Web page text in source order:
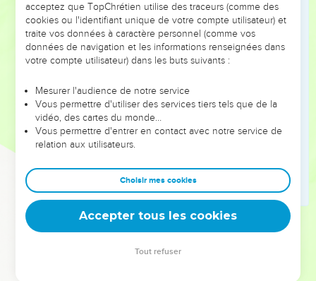
DE L’ANNÉE !
ET SI LEURS ERREURS POUVAIENT VOUS ÉVITER LES
VOTRES ?
leur foi ou leur vision. Mais on voit moins les doutes, les erreurs
et les saisons difficiles qu'ils ont traversés, alors même que ce
sont elles qui les ont façonnés.
Dans cette conférence, leaders, entrepreneurs, et responsables
clés pour avancer avec plus de sagesse afin que leurs erreurs
deviennent vos tremplins. Que vous guidiez un ministère, une
équipe, un groupe ou une famille, leur expérience est faite
acceptez que TopChrétien utilise des traceurs (comme des
cookies ou l'identifiant unique de votre compte utilisateur) et
traite vos données à caractère personnel (comme vos
données de navigation et les informations renseignées dans
votre compte utilisateur) dans les buts suivants :
Mesurer l'audience de notre service
Vous permettre d'utiliser des services tiers tels que de la
vidéo, des cartes du monde…
Vous permettre d'entrer en contact avec notre service de
relation aux utilisateurs.
Choisir mes cookies
Accepter tous les cookies
Tout refuser